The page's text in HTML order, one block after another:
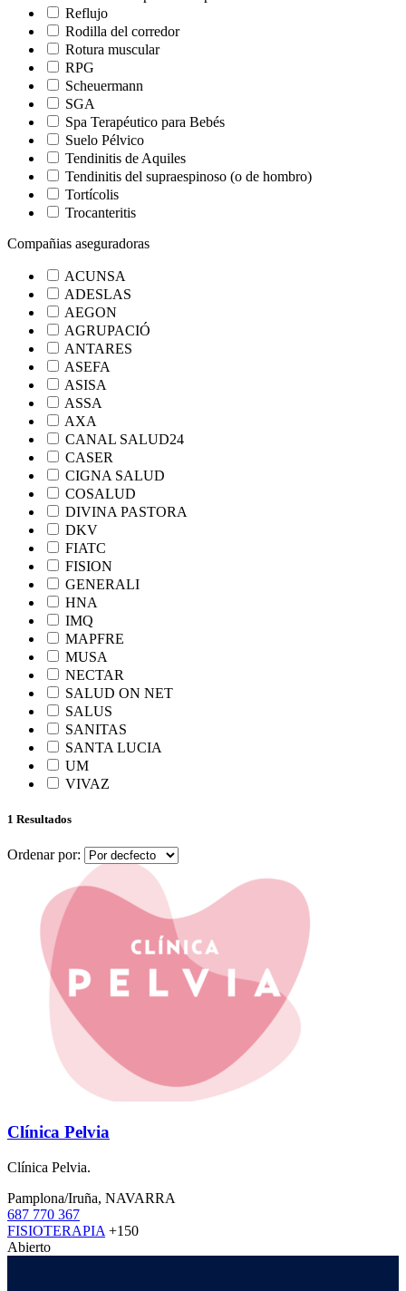
Reflujo
Rodilla del corredor
Rotura muscular
RPG
Scheuermann
SGA
Spa Terapéutico para Bebés
Suelo Pélvico
Tendinitis de Aquiles
Tendinitis del supraespinoso (o de hombro)
Tortícolis
Trocanteritis
Compañias aseguradoras
ACUNSA
ADESLAS
AEGON
AGRUPACIÓ
ANTARES
ASEFA
ASISA
ASSA
AXA
CANAL SALUD24
CASER
CIGNA SALUD
COSALUD
DIVINA PASTORA
DKV
FIATC
FISION
GENERALI
HNA
IMQ
MAPFRE
MUSA
NECTAR
SALUD ON NET
SALUS
SANITAS
SANTA LUCIA
UM
VIVAZ
1 Resultados
Ordenar por:
Clínica Pelvia
Clínica Pelvia.
Pamplona/Iruña, NAVARRA
687 770 367
FISIOTERAPIA +150
Abierto